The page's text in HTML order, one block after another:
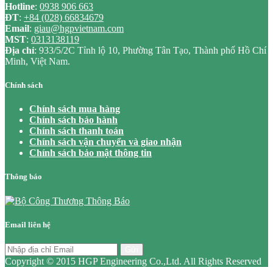
Hotline: 0938 906 663
ĐT: +84 (028) 66834679
Email: giau@hgpvietnam.com
MST: 0313138119
Địa chỉ: 933/5/2C Tỉnh lộ 10, Phường Tân Tạo, Thành phố Hồ Chí
Minh, Việt Nam.
Chính sách
Chính sách mua hàng
Chính sách bảo hành
Chính sách thanh toán
Chính sách vận chuyển và giao nhận
Chính sách bảo mật thông tin
Thông báo
Email liên hệ
Copyright © 2015 HGP Engineering Co.,Ltd. All Rights Reserved